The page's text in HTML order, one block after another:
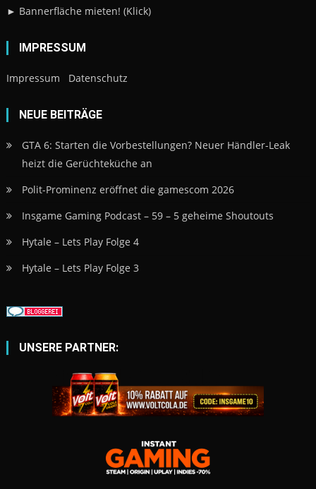
► Bannerfläche mieten! (Klick)
IMPRESSUM
Impressum Datenschutz
NEUE BEITRÄGE
GTA 6: Starten die Vorbestellungen? Neuer Händler-Leak
heizt die Gerüchteküche an
Polit-Prominenz eröffnet die gamescom 2026
Insgame Gaming Podcast – 59 – 5 geheime Shoutouts
Hytale – Lets Play Folge 4
Hytale – Lets Play Folge 3
UNSERE PARTNER: